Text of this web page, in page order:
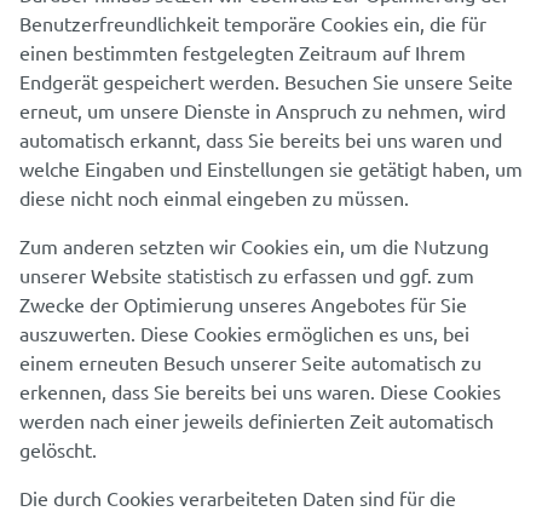
Benutzerfreundlichkeit temporäre Cookies ein, die für
einen bestimmten festgelegten Zeitraum auf Ihrem
Endgerät gespeichert werden. Besuchen Sie unsere Seite
erneut, um unsere Dienste in Anspruch zu nehmen, wird
automatisch erkannt, dass Sie bereits bei uns waren und
welche Eingaben und Einstellungen sie getätigt haben, um
diese nicht noch einmal eingeben zu müssen.
Zum anderen setzten wir Cookies ein, um die Nutzung
unserer Website statistisch zu erfassen und ggf. zum
Zwecke der Optimierung unseres Angebotes für Sie
auszuwerten. Diese Cookies ermöglichen es uns, bei
einem erneuten Besuch unserer Seite automatisch zu
erkennen, dass Sie bereits bei uns waren. Diese Cookies
werden nach einer jeweils definierten Zeit automatisch
gelöscht.
Die durch Cookies verarbeiteten Daten sind für die